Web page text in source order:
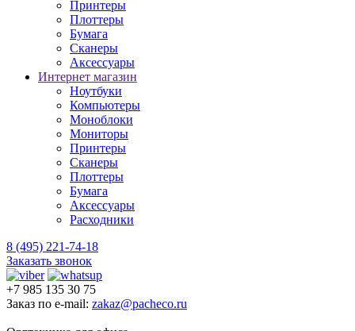
Принтеры
Плоттеры
Бумага
Сканеры
Аксессуары
Интернет магазин
Ноутбуки
Компьютеры
Моноблоки
Мониторы
Принтеры
Сканеры
Плоттеры
Бумага
Аксессуары
Расходники
8 (495) 221-74-18
Заказать звонок
+7 985 135 30 75
Заказ по e-mail: zakaz@pacheco.ru